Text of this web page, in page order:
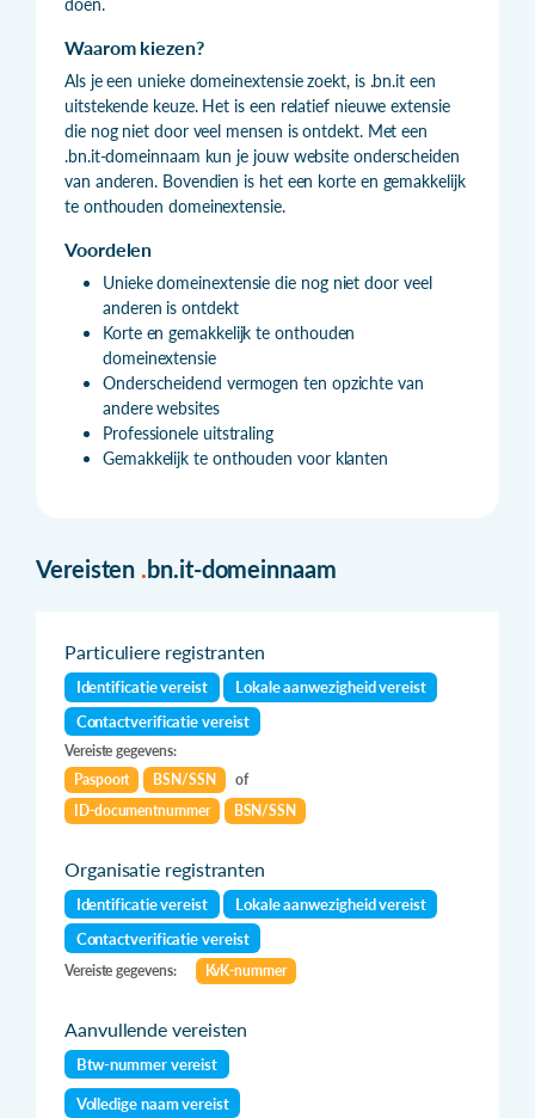
Waarom kiezen?
Als je een unieke domeinextensie zoekt, is .bn.it een
uitstekende keuze. Het is een relatief nieuwe extensie
die nog niet door veel mensen is ontdekt. Met een
.bn.it-domeinnaam kun je jouw website onderscheiden
van anderen. Bovendien is het een korte en gemakkelijk
te onthouden domeinextensie.
Voordelen
Unieke domeinextensie die nog niet door veel
anderen is ontdekt
Korte en gemakkelijk te onthouden
domeinextensie
Onderscheidend vermogen ten opzichte van
andere websites
Professionele uitstraling
Gemakkelijk te onthouden voor klanten
Vereisten .bn.it-domeinnaam
Particuliere registranten
Identificatie vereist
Lokale aanwezigheid vereist
Contactverificatie vereist
Vereiste gegevens:
Paspoort
BSN/SSN
of
ID-documentnummer
BSN/SSN
Organisatie registranten
Identificatie vereist
Lokale aanwezigheid vereist
Contactverificatie vereist
Vereiste gegevens: KvK-nummer
Aanvullende vereisten
Btw-nummer vereist
Volledige naam vereist